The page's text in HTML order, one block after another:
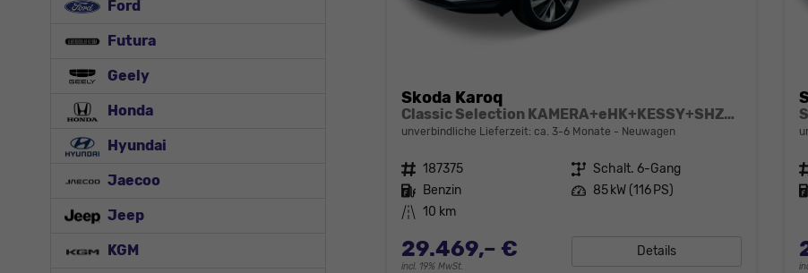
Skoda Karoq
Classic Selection KAMERA+eHK+KESSY+SHZ+SMARTLINK+LED+16" ALU
unverbindliche Lieferzeit: ca. 3-6 Monate Neuwagen
Fahrzeugnr. 187375 Getriebe Schalt. 6-Gang
Kraftstoff Benzin Leistung 85 kW (116 PS)
Kilometerstand 10 km
29.469,– €
incl. 19% MwSt.
Details
Ford
Futura
Geely
Honda
Hyundai
Jaecoo
Jeep
KGM